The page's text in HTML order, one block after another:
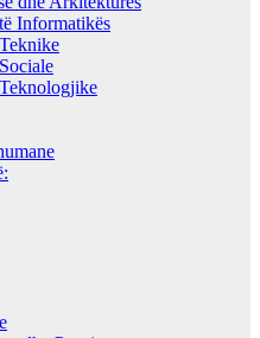
Informatikës